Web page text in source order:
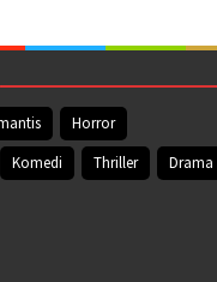
Horror
Komedi Thriller
Drama